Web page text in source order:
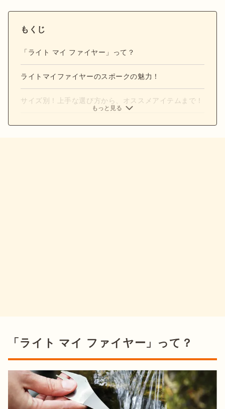
もくじ
「ライト マイ ファイヤー」って？
ライトマイファイヤーのスポークの魅力！
サイズ別！上手な選び方から、オススメアイテムまで！
もっと見る
「ライト マイ ファイヤー」って？